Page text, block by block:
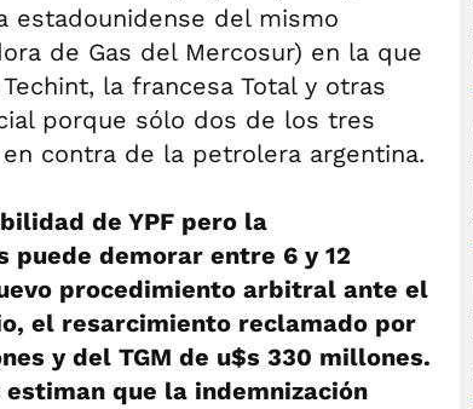
estadounidense del mismo
de Gas del Mercosur) en la que
la francesa Total y otras
porque sólo dos de los tres
contra de la petrolera argentina.
de YPF pero la
puede demorar entre 6 y 12
procedimiento arbitral ante el
el resarcimiento reclamado por
y del TGM de u$s 330 millones.
que la indemnización